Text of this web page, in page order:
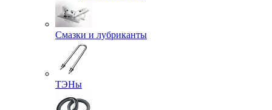
Смазки и лубриканты
ТЭНы